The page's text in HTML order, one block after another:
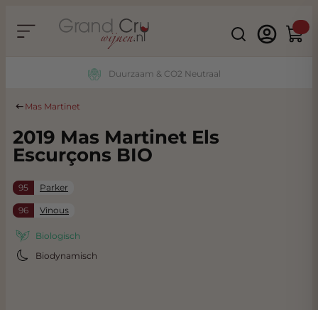
Search
Duurzaam & CO2 Neutraal
Mas Martinet
2019 Mas Martinet Els
Escurçons BIO
95 Parker
96 Vinous
Biologisch
Biodynamisch